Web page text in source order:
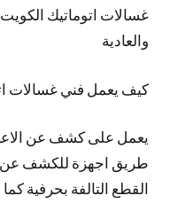
غسالات اتوماتيك الكويت
والعادية
كيف يعمل فني غسالات
يعمل على كشف عن
طريق اجهزة للكشف عن
القطع التالفة بحرفية كما